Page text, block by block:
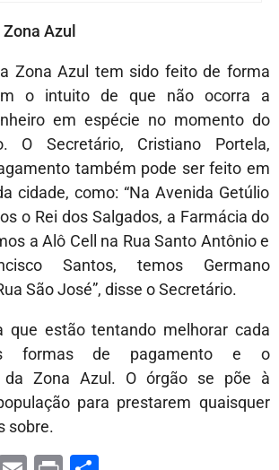
Azul
Zona Azul tem sido feito de forma
o intuito de que não ocorra a
em espécie no momento do
O Secretário, Cristiano Portela,
também pode ser feito em
cidade, como: “Na Avenida Getúlio
o Rei dos Salgados, a Farmácia do
a Alô Cell na Rua Santo Antônio e
Santos, temos Germano
São José”, disse o Secretário.
que estão tentando melhorar cada
formas de pagamento e o
da Zona Azul. O órgão se põe à
para prestarem quaisquer
sobre.